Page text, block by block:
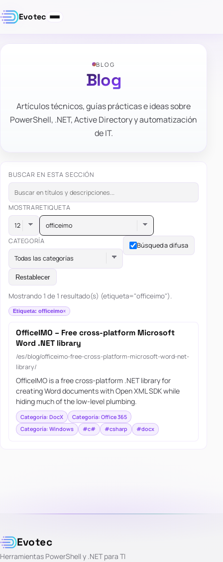
Evotec
BLOG
Blog
Artículos técnicos, guías prácticas e ideas sobre
PowerShell, .NET, Active Directory y automatización
de IT.
BUSCAR EN ESTA SECCIÓN
MOSTRARETIQUETA
officeimo
CATEGORÍA
Todas las categorías
Búsqueda difusa
Restablecer
Mostrando 1 de 1 resultado(s) (etiqueta="officeimo").
Etiqueta: officeimo
OfficeIMO – Free cross-platform Microsoft
Word .NET library
/es/blog/officeimo-free-cross-platform-microsoft-word-net-
library/
OfficeIMO is a free cross-platform .NET library for
creating Word documents with Open XML SDK while
hiding much of the low-level plumbing.
Categoría: DocX
Categoría: Office 365
Categoría: Windows
#c# #csharp #docx
Evotec
Herramientas PowerShell y .NET para TI